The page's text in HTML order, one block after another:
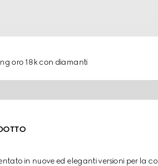
oro 18k con diamanti
in nuove ed eleganti versioni per la